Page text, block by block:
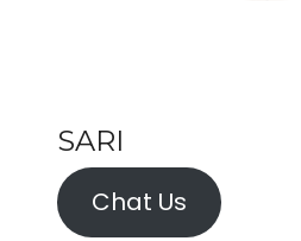
SARI
Chat Us